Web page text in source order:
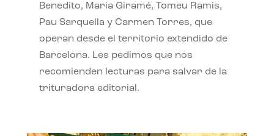
Benedito, Maria Giramé, Tomeu Ramis,
Pau Sarquella y Carmen Torres, que
operan desde el territorio extendido de
Barcelona. Les pedimos que nos
recomienden lecturas para salvar de la
trituradora editorial.